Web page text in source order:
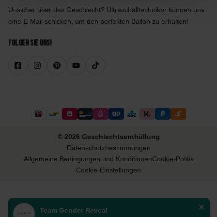
Unsicher über das Geschlecht? Ultraschalltechniker können uns
eine E-Mail schicken, um den perfekten Ballon zu erhalten!
Folgen Sie uns!
© 2026 Geschlechtsenthüllung
Datenschutzbestimmungen
Allgemeine Bedingungen und KonditionenCookie-Politik
Cookie-Einstellungen
Team Gender Reveal